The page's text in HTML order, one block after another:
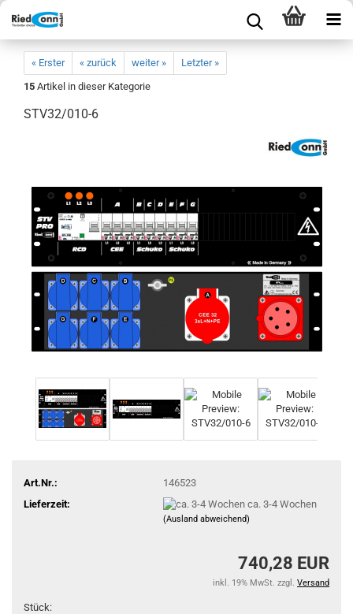
« Erster « zurück weiter »
Letzter »
15 Artikel in dieser Kategorie
STV32/010-6
Art.Nr.:
146523
Lieferzeit:
ca. 3-4 Wochen
(Ausland abweichend)
740,28 EUR
inkl. 19% MwSt. zzgl. Versand
Stück: